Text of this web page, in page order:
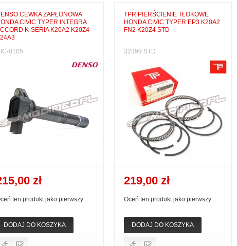
CEWKA ZAPŁONOWA
CIVIC TYPER INTEGRA
K-SERIA K20A2 K20Z4
0105
zł
ten produkt jako pierwszy
DODAJ DO KOSZYKA
TPR PIERŚCIENIE TŁOKOWE
HONDA CIVIC TYPER EP3 K20A2
FN2 K20Z4 STD
32399 STD
219,00 zł
Oceń ten produkt jako pierwszy
DODAJ DO KOSZYKA